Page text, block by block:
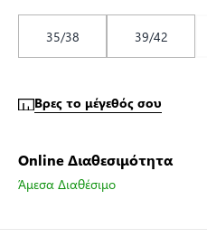
35/38 39/42
Βρες το μέγεθός σου
Online Διαθεσιμότητα
Άμεσα Διαθέσιμο